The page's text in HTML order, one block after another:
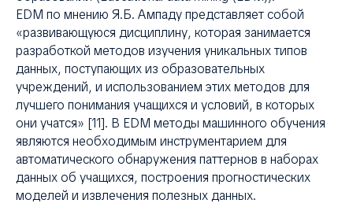
EDM по мнению Я.Б. Ампаду представляет собой
«развивающуюся дисциплину, которая занимается
разработкой методов изучения уникальных типов
данных, поступающих из образовательных
учреждений, и использованием этих методов для
лучшего понимания учащихся и условий, в которых
они учатся» [11]. В EDM методы машинного обучения
являются необходимым инструментарием для
автоматического обнаружения паттернов в наборах
данных об учащихся, построения прогностических
моделей и извлечения полезных данных.